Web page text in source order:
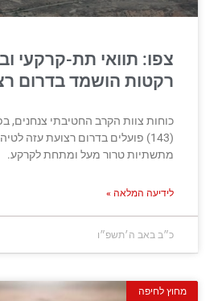
צפו: תוואי תת-קרקעי
רקטות הושמד בדרום
כוחות צוות הקרב החטיבתי צנחנים,
(143) פועלים בדרום רצועת עזה
מתשתיות טרור מעל ומתחת לקרקע.
לידיעה המלאה »
כ״ב באב ה׳תשפ״ו
מחוץ לחיפה